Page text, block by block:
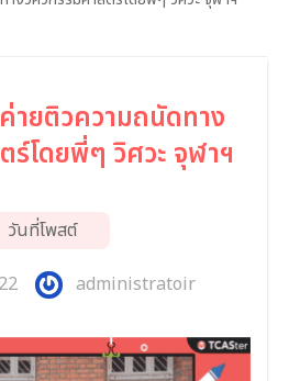
ายติวความถนัดทาง
ร์โดยพี่ๆ วิศวะ จุฬาฯ
วันที่โพสต์
administratoir